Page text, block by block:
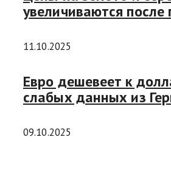
увеличиваются после
11.10.2025
Евро дешевеет к
слабых данных из
09.10.2025